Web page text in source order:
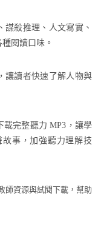
殺推理、人文寫實、
閱讀口味。
讓讀者快速了解人物與
載完整聽力 MP3 ，讓學
事，加強聽力理解技
師資源與試閱下載，幫助